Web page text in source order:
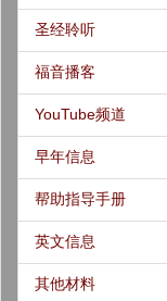
圣经聆听
福音播客
YouTube频道
早年信息
帮助指导手册
英文信息
其他材料